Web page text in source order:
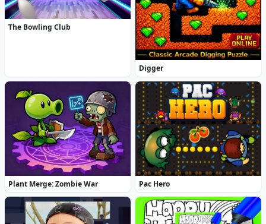
The Bowling Club
Digger
Plant Merge: Zombie War Pac Hero